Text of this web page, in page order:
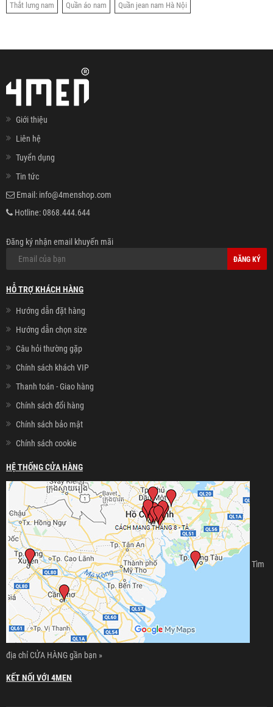
Thắt lưng nam Quần áo nam Quần jean nam Hà Nội
Giới thiệu
Liên hệ
Tuyển dụng
Tin tức
Email: info@4menshop.com
Hotline:0868.444.644
Đăng ký nhận email khuyến mãi
ĐĂNG KÝ
HỖ TRỢ KHÁCH HÀNG
Hướng dẫn đặt hàng
Hướng dẫn chọn size
Câu hỏi thường gặp
Chính sách khách VIP
Thanh toán - Giao hàng
Chính sách đổi hàng
Chính sách bảo mật
Chính sách cookie
HỆ THỐNG CỬA HÀNG
Tìm
địa chỉ CỬA HÀNG gần bạn »
KẾT NỐI VỚI 4MEN